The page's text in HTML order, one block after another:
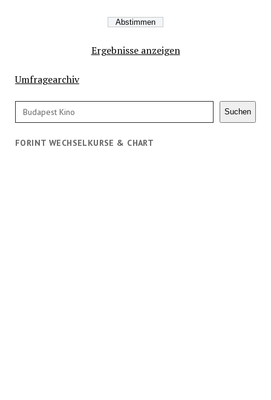
Ergebnisse anzeigen
Umfragearchiv
Suchen Suchen
FORINT WECHSELKURSE & CHART